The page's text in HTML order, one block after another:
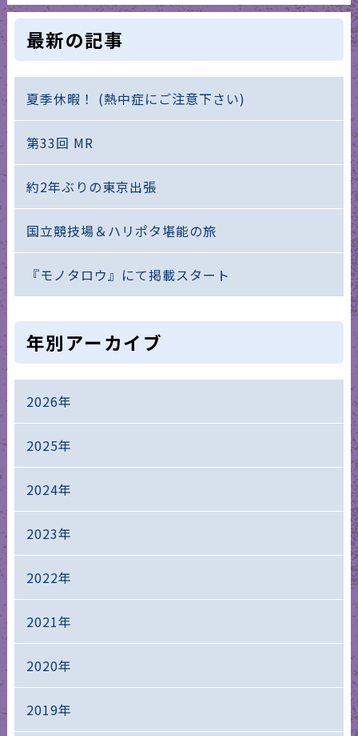
最新の記事
夏季休暇！ (熱中症にご注意下さい)
第33回 MR
約2年ぶりの東京出張
国立競技場＆ハリポタ堪能の旅
『モノタロウ』にて掲載スタート
年別アーカイブ
2026年
2025年
2024年
2023年
2022年
2021年
2020年
2019年